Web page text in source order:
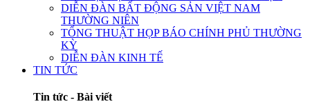
DIỄN ĐÀN BẤT ĐỘNG SẢN VIỆT NAM
THƯỜNG NIÊN
TỔNG THUẬT HỌP BÁO CHÍNH PHỦ THƯỜNG
KỲ
DIỄN ĐÀN KINH TẾ
TIN TỨC
Tin tức - Bài viết